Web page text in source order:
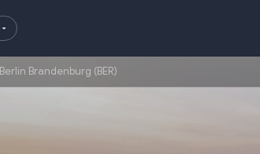
Brandenburg (BER)